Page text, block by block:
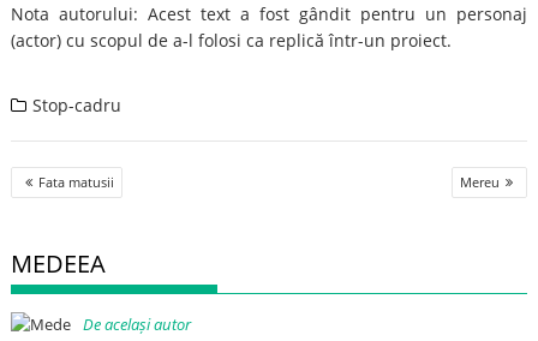
Nota autorului: Acest text a fost gândit pentru un personaj
(actor) cu scopul de a-l folosi ca replică într-un proiect.
Stop-cadru
Post
navigation
Fata matusii Mereu
MEDEEA
De același autor